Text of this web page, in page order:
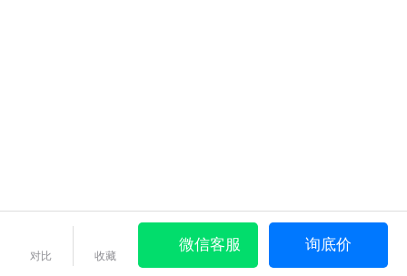
对比 收藏
微信客服 询底价